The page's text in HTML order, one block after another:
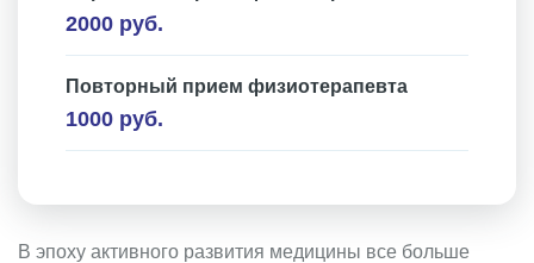
2000 руб.
Повторный прием физиотерапевта
1000 руб.
В эпоху активного развития медицины все больше